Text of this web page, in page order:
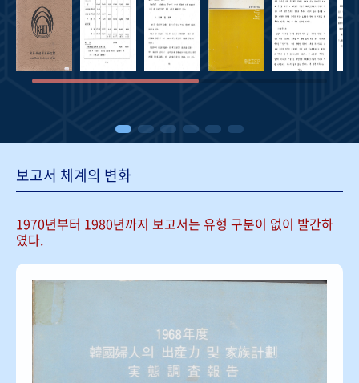
보고서 체계의 변화
1970년부터 1980년까지 보고서는 유형 구분이 없이 발간하
였다.